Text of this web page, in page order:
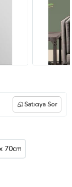
Satıcıya Sor
70cm